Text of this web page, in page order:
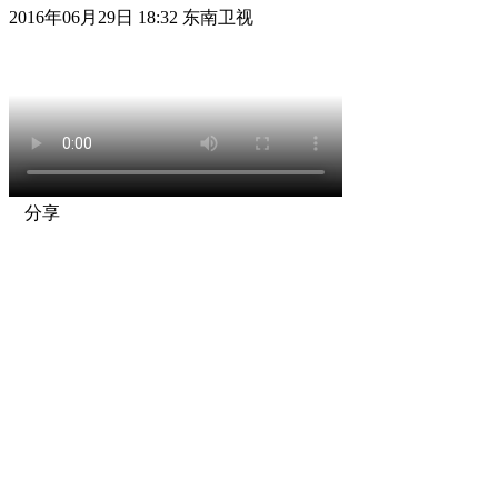
2016年06月29日 18:32 东南卫视
分享